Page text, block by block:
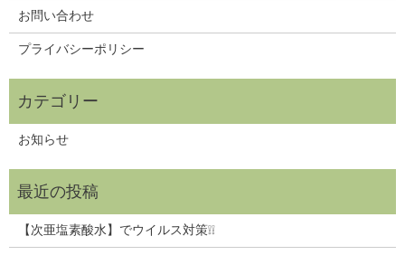
お問い合わせ
プライバシーポリシー
お知らせ
【次亜塩素酸水】でウイルス対策❕❕